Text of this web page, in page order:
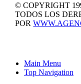
© COPYRIGHT
TODOS LOS
POR
Main Menu
Top Navigation